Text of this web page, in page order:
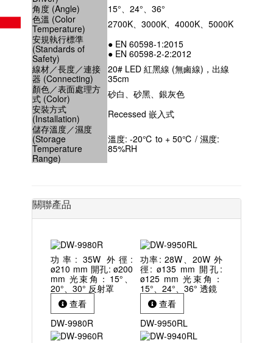
角度 (Angle)
15°、24°、36°
色溫 (Color
Temperature)
2700K、3000K、4000K、5000K
安規執行標準
(Standards of
Safety)
● EN 60598-1:2015
● EN 60598-2-2:2012
線材／長度／連接
器 (Connecting)
20# LED 紅黑線 (無鹵線)，出線
35cm
顏色／表面處理方
式 (Color)
砂白、砂黑、銀灰色
安裝方式
(Installation)
Recessed 嵌入式
儲存溫度／濕度
(Storage
Temperature
Range)
溫度: -20℃ to + 50℃ / 濕度:
85%RH
關聯產品
功率: 35W 外徑:
ø210 mm 開孔: ø200
mm 光束角：15°、
20°、30° 反射罩
查看
DW-9980R
功率: 28W、20W 外
徑: ø135 mm 開孔:
ø125 mm 光束角：
15°、24°、36° 透鏡
查看
DW-9950RL